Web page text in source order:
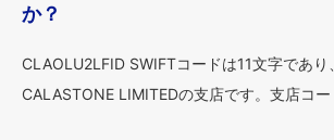
か？
CLAOLU2LFID SWIFTコードは11文字であり
CALASTONE LIMITEDの支店です。支店コー